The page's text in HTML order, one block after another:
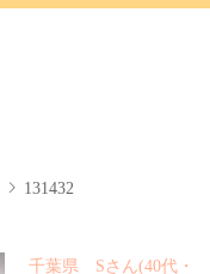
131432
千葉県 Sさん(40代・